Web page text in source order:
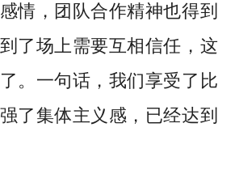
情，团队合作精神也得到
了场上需要互相信任，这
。一句话，我们享受了比
了集体主义感，已经达到